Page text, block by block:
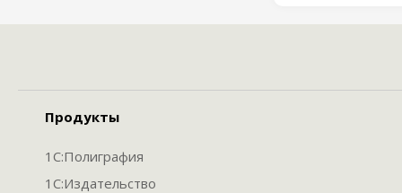
Продукты
1С:Полиграфия
1С:Издательство